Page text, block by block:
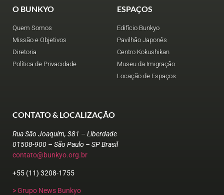
O BUNKYO
Quem Somos
Missão e Objetivos
Diretoria
Política de Privacidade
ESPAÇOS
Edifício Bunkyo
Pavilhão Japonês
Centro Kokushikan
Museu da Imigração
Locação de Espaços
CONTATO & LOCALIZAÇÃO
Rua São Joaquim, 381 – Liberdade
01508-900 – São Paulo – SP Brasil
contato@bunkyo.org.br
+55 (11) 3208-1755
> Grupo News Bunkyo